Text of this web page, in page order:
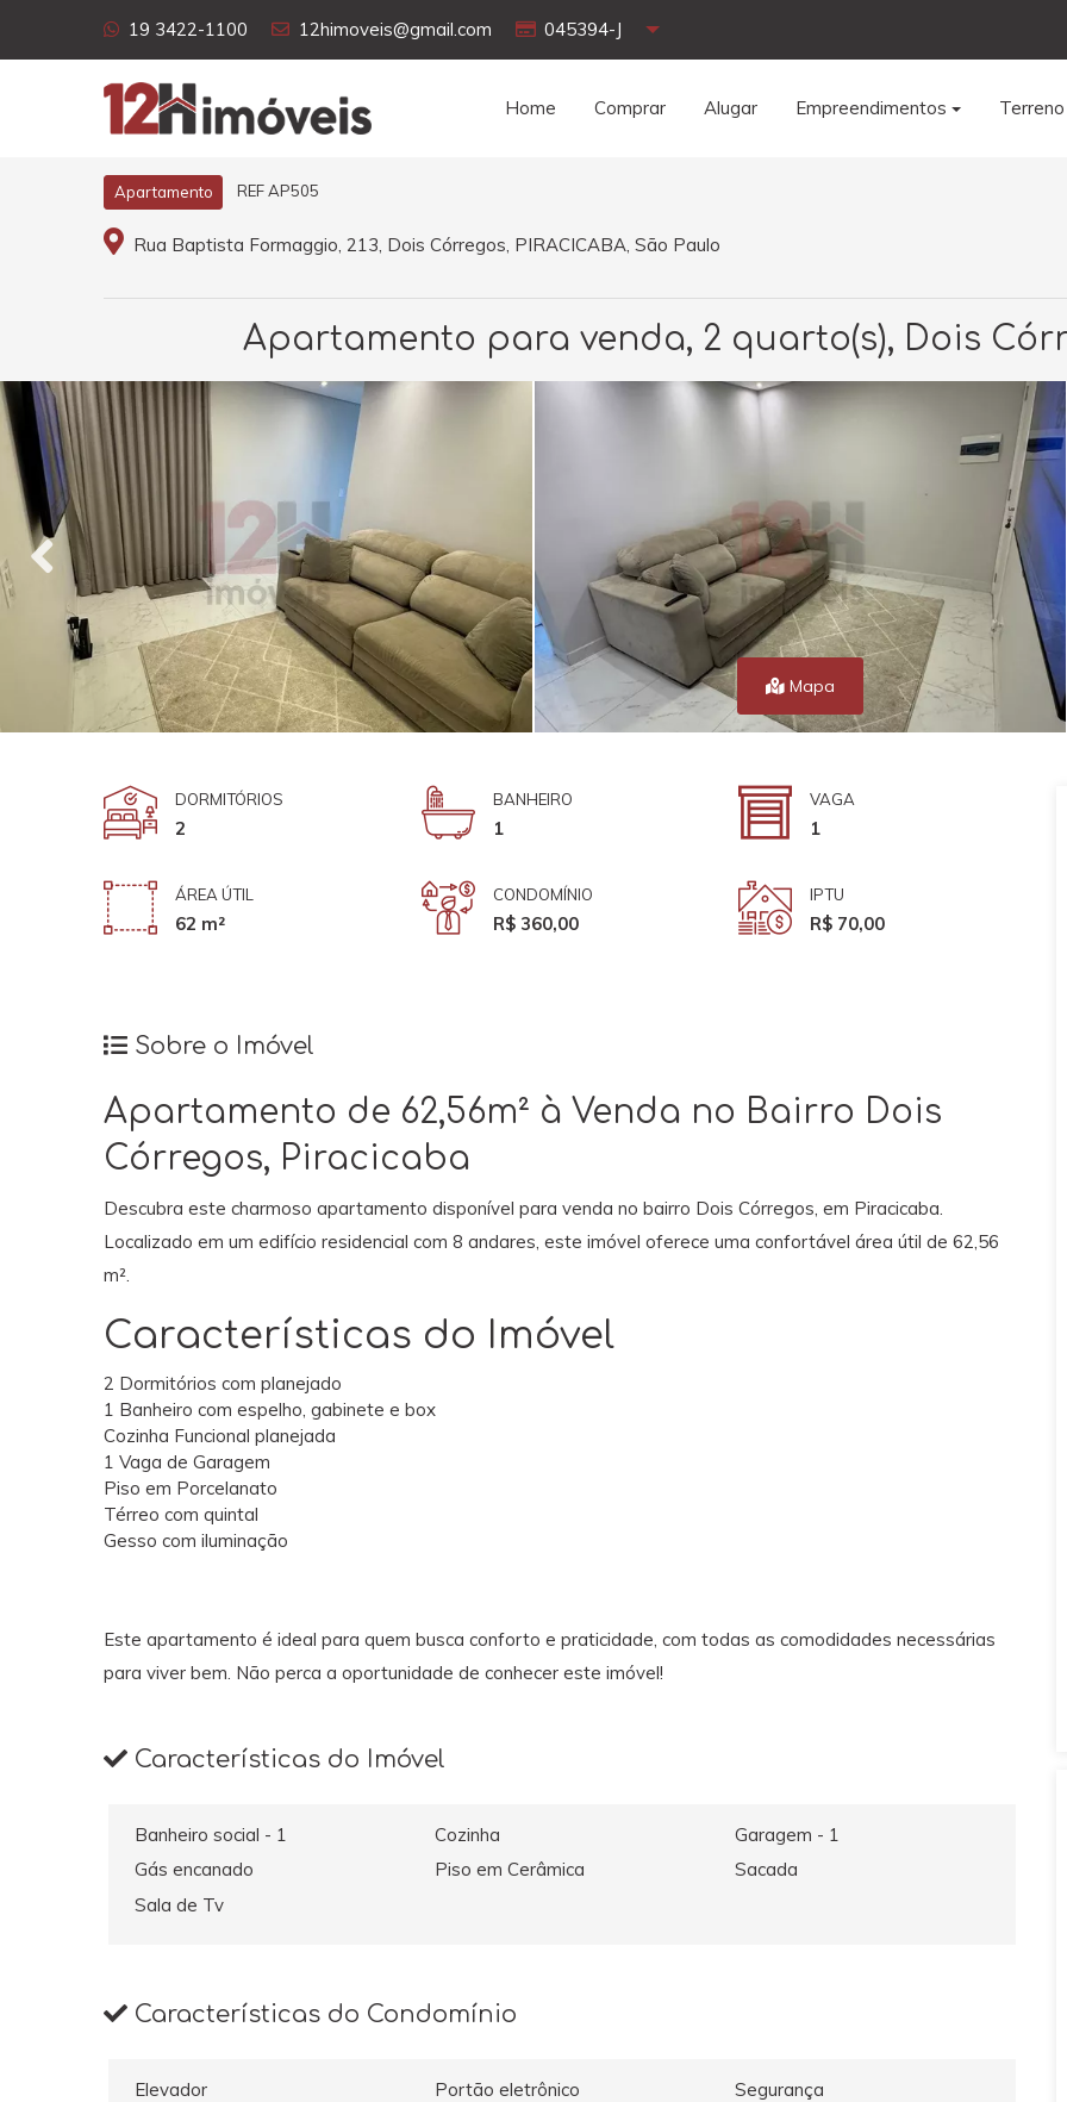
19 3422-1100 12himoveis@gmail.com 045394-J
Home Comprar Alugar Empreendimentos
Apartamento REF AP505
Rua Baptista Formaggio, 213, Dois Córregos, PIRACICABA, São Paulo
Apartamento para venda, 2 quarto(s), Dois
Mapa
DORMITÓRIOS
2
BANHEIRO
1
VAGA
1
ÁREA ÚTIL
62 m²
CONDOMÍNIO
R$ 360,00
IPTU
R$ 70,00
Sobre o Imóvel
Apartamento de 62,56m² à Venda no Bairro Dois
Córregos, Piracicaba
Descubra este charmoso apartamento disponível para venda no bairro Dois Córregos, em Piracicaba.
Localizado em um edifício residencial com 8 andares, este imóvel oferece uma confortável área útil de 62,56
m².
Características do Imóvel
2 Dormitórios com planejado
1 Banheiro com espelho, gabinete e box
Cozinha Funcional planejada
1 Vaga de Garagem
Piso em Porcelanato
Térreo com quintal
Gesso com iluminação
Este apartamento é ideal para quem busca conforto e praticidade, com todas as comodidades necessárias
para viver bem. Não perca a oportunidade de conhecer este imóvel!
Características do Imóvel
Banheiro social - 1 Cozinha
Garagem - 1
Gás encanado
Piso em Cerâmica
Sacada
Sala de Tv
Características do Condomínio
Elevador Portão eletrônico Segurança